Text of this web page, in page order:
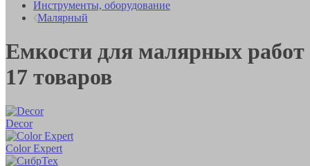
Инструменты, оборудование
Малярный
Емкости для малярных работ
17 товаров
Decor
Color Expert